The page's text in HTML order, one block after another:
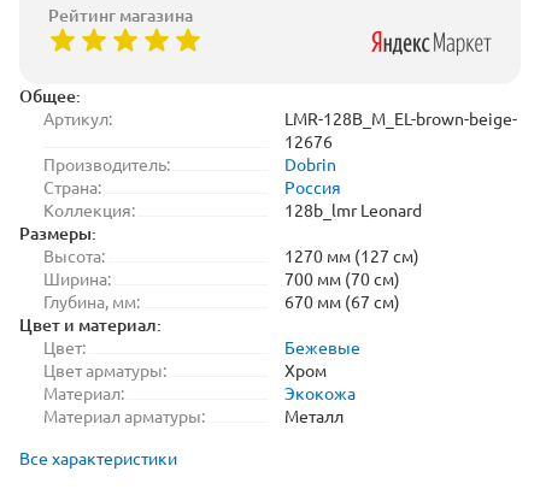
Общее:
Артикул:
LMR-128B_M_EL-brown-beige-
12676
Производитель:
Dobrin
Страна:
Россия
Коллекция:
128b_lmr Leonard
Размеры:
Высота:
1270 мм (127 см)
Ширина:
700 мм (70 см)
Глубина, мм:
670 мм (67 см)
Цвет и материал:
Цвет:
Бежевые
Цвет арматуры:
Хром
Материал:
Экокожа
Материал арматуры:
Металл
Все характеристики
Рейтинг магазина